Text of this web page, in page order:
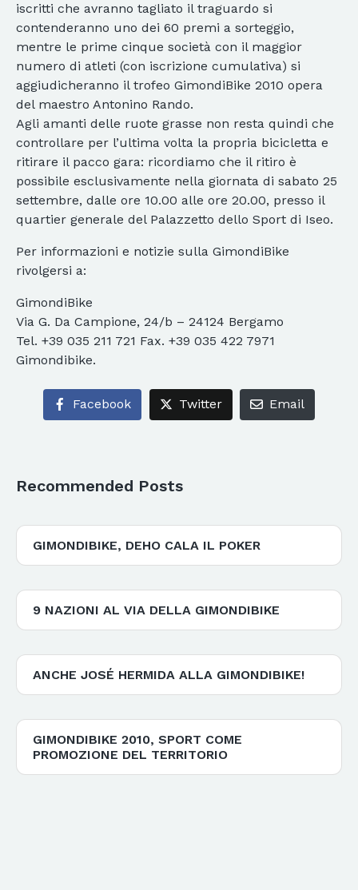
iscritti che avranno tagliato il traguardo si
contenderanno uno dei 60 premi a sorteggio,
mentre le prime cinque società con il maggior
numero di atleti (con iscrizione cumulativa) si
aggiudicheranno il trofeo GimondiBike 2010 opera
del maestro Antonino Rando.
Agli amanti delle ruote grasse non resta quindi che
controllare per l’ultima volta la propria bicicletta e
ritirare il pacco gara: ricordiamo che il ritiro è
possibile esclusivamente nella giornata di sabato 25
settembre, dalle ore 10.00 alle ore 20.00, presso il
quartier generale del Palazzetto dello Sport di Iseo.
Per informazioni e notizie sulla GimondiBike
rivolgersi a:
GimondiBike
Via G. Da Campione, 24/b – 24124 Bergamo
Tel. +39 035 211 721 Fax. +39 035 422 7971
Gimondibike.
Facebook Twitter Email
Recommended Posts
GIMONDIBIKE, DEHO CALA IL POKER
9 NAZIONI AL VIA DELLA GIMONDIBIKE
ANCHE JOSÉ HERMIDA ALLA GIMONDIBIKE!
GIMONDIBIKE 2010, SPORT COME
PROMOZIONE DEL TERRITORIO